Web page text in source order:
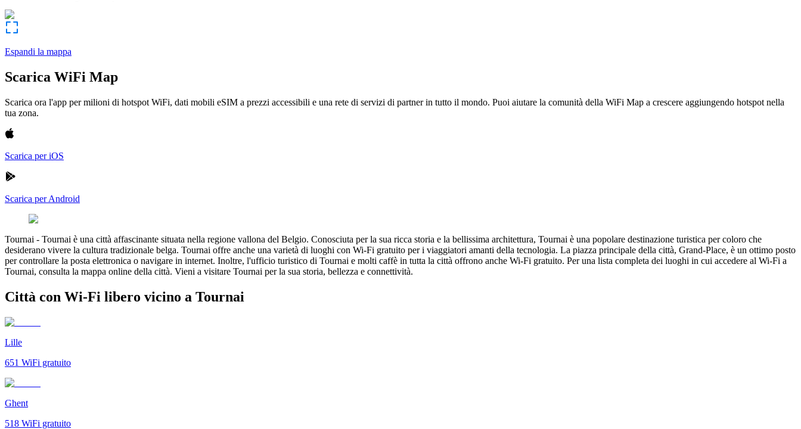
Espandi la mappa
Scarica WiFi Map
Scarica ora l'app per milioni di hotspot WiFi, dati mobili eSIM a prezzi accessibili e una rete di servizi di partner in tutto il mondo. Puoi aiutare la comunità della WiFi Map a crescere aggiungendo hotspot nella
tua zona.
Scarica per iOS
Scarica per Android
Tournai - Tournai è una città affascinante situata nella regione vallona del Belgio. Conosciuta per la sua ricca storia e la bellissima architettura, Tournai è una popolare destinazione turistica per coloro che
desiderano vivere la cultura tradizionale belga. Tournai offre anche una varietà di luoghi con Wi-Fi gratuito per i viaggiatori amanti della tecnologia. La piazza principale della città, Grand-Place, è un ottimo posto
per controllare la posta elettronica o navigare in internet. Inoltre, l'ufficio turistico di Tournai e molti caffè in tutta la città offrono anche Wi-Fi gratuito. Per una lista completa dei luoghi in cui accedere al Wi-Fi a
Tournai, consulta la mappa online della città. Vieni a visitare Tournai per la sua storia, bellezza e connettività.
Città con Wi-Fi libero vicino a Tournai
Lille
651 WiFi gratuito
Ghent
518 WiFi gratuito